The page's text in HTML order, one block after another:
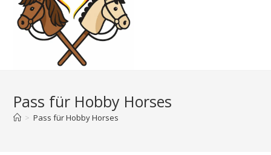
Pass für Hobby Horses
> Pass für Hobby Horses